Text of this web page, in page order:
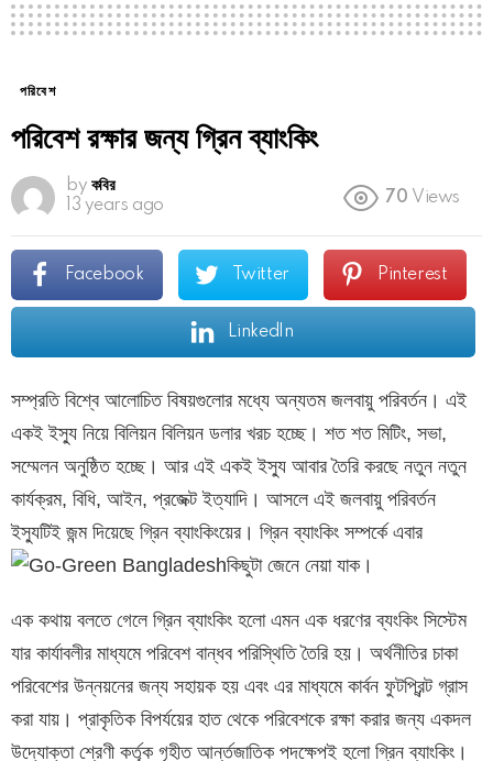
পরিবেশ
পরিবেশ রক্ষার জন্য গ্রিন ব্যাংকিং
by কবির
13 years ago
70 Views
Facebook Twitter Pinterest
LinkedIn
সম্প্রতি বিশ্বে আলোচিত বিষয়গুলোর মধ্যে অন্যতম জলবায়ু পরিবর্তন। এই
একই ইস্যু নিয়ে বিলিয়ন বিলিয়ন ডলার খরচ হচ্ছে। শত শত মিটিং, সভা,
সম্মেলন অনুষ্ঠিত হচ্ছে। আর এই একই ইস্যু আবার তৈরি করছে নতুন নতুন
কার্যক্রম, বিধি, আইন, প্রজেক্ট ইত্যাদি। আসলে এই জলবায়ু পরিবর্তন
ইস্যুটিই জন্ম দিয়েছে গ্রিন ব্যাংকিংয়ের। গ্রিন ব্যাংকিং সম্পর্কে এবার
কিছুটা জেনে নেয়া যাক।
এক কথায় বলতে গেলে গ্রিন ব্যাংকিং হলো এমন এক ধরণের ব্যংকিং সিস্টেম
যার কার্যাবলীর মাধ্যমে পরিবেশ বান্ধব পরিস্থিতি তৈরি হয়। অর্থনীতির চাকা
পরিবেশের উন্নয়নের জন্য সহায়ক হয় এবং এর মাধ্যমে কার্বন ফুটপ্রিন্ট গ্রাস
করা যায়। প্রাকৃতিক বিপর্যয়ের হাত থেকে পরিবেশকে রক্ষা করার জন্য একদল
উদ্যোক্তা শ্রেণী কর্তৃক গৃহীত আর্ন্তজাতিক পদক্ষেপই হলো গ্রিন ব্যাংকিং।